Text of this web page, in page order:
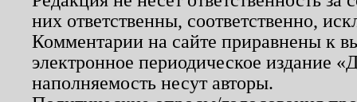
них ответственны, соответственно,
Комментарии на сайте приравнены к
электронное периодическое издание
наполняемость несут авторы.